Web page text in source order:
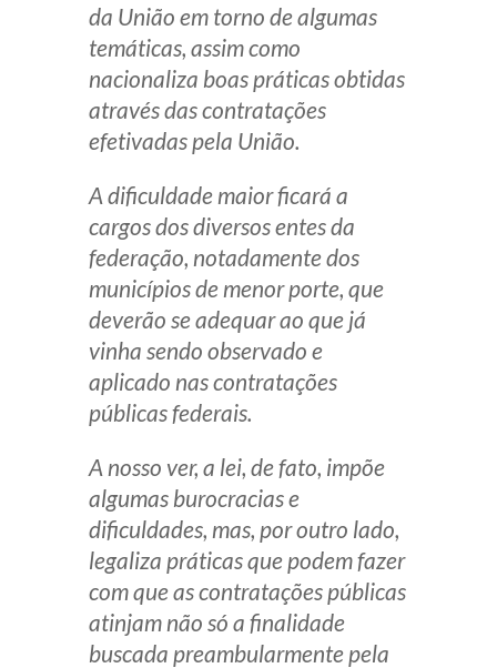
da União em torno de algumas
temáticas, assim como
nacionaliza boas práticas obtidas
através das contratações
efetivadas pela União.
A dificuldade maior ficará a
cargos dos diversos entes da
federação, notadamente dos
municípios de menor porte, que
deverão se adequar ao que já
vinha sendo observado e
aplicado nas contratações
públicas federais.
A nosso ver, a lei, de fato, impõe
algumas burocracias e
dificuldades, mas, por outro lado,
legaliza práticas que podem fazer
com que as contratações públicas
atinjam não só a finalidade
buscada preambularmente pela